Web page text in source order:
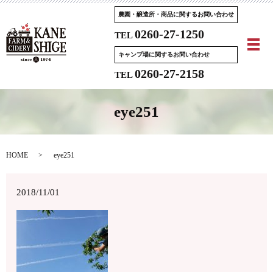
農園・醸造所・商品に関するお問い合わせ
TEL0260-27-1250
キャンプ場に関するお問い合わせ
TEL0260-27-2158
メ
eye251
HOME eye251
2018/11/01